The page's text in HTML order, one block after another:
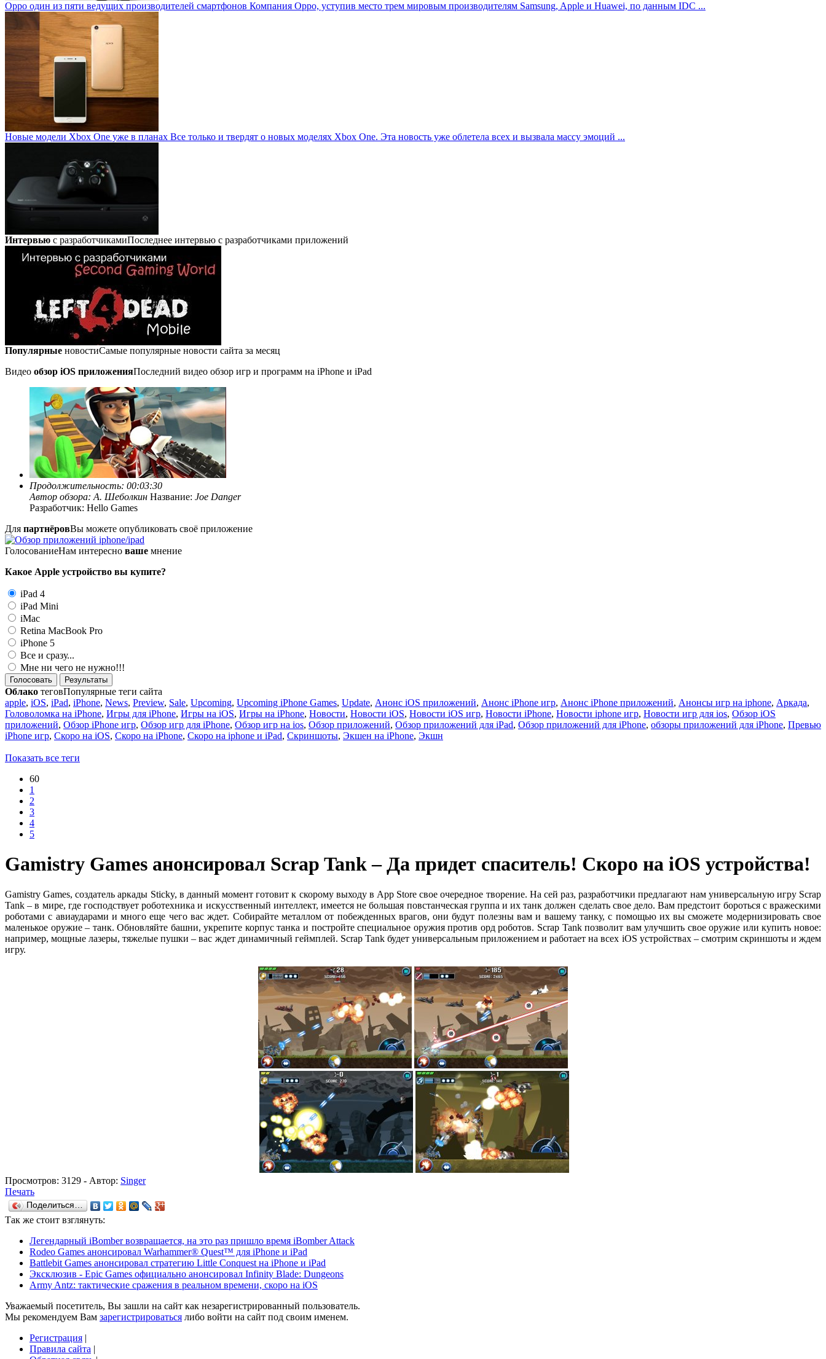
Oppo один из пяти ведущих производителей смартфонов Компания Oppo, уступив место трем мировым производителям Samsung, Apple и Huawei, по данным IDC ...
Новые модели Xbox One уже в планах Все только и твердят о новых моделях Xbox One. Эта новость уже облетела всех и вызвала массу эмоций ...
Интервью с разработчикамиПоследнее интервью с разработчиками приложений
Популярные новостиСамые популярные новости сайта за месяц
Видео обзор iOS приложенияПоследний видео обзор игр и программ на iPhone и iPad
Продолжительность: 00:03:30
Автор обзора: А. Шеболкин Название: Joe Danger
Разработчик: Hello Games
Для партнёровВы можете опубликовать своё приложение
ГолосованиеНам интересно ваше мнение
Какое Apple устройство вы купите?
iPad 4
iPad Mini
iMac
Retina MacBook Pro
iPhone 5
Все и сразу...
Мне ни чего не нужно!!!
Голосовать Результаты
Облако теговПопулярные теги сайта
apple, iOS, iPad, iPhone, News, Preview, Sale, Upcoming, Upcoming iPhone Games, Update, Анонс iOS приложений, Анонс iPhone игр, Анонс iPhone приложений, Анонсы игр на iphone, Аркада,
Головоломка на iPhone, Игры для iPhone, Игры на iOS, Игры на iPhone, Новости, Новости iOS, Новости iOS игр, Новости iPhone, Новости iphone игр, Новости игр для ios, Обзор iOS
приложений, Обзор iPhone игр, Обзор игр для iPhone, Обзор игр на ios, Обзор приложений, Обзор приложений для iPad, Обзор приложений для iPhone, обзоры приложений для iPhone, Превью
iPhone игр, Скоро на iOS, Скоро на iPhone, Скоро на iphone и iPad, Скриншоты, Экшен на iPhone, Экшн
Показать все теги
60
1
2
3
4
5
Gamistry Games анонсировал Scrap Tank – Да придет спаситель! Скоро на iOS устройства!
Gamistry Games, создатель аркады Sticky, в данный момент готовит к скорому выходу в App Store свое очередное творение. На сей раз, разработчики предлагают нам универсальную игру Scrap
Tank – в мире, где господствует роботехника и искусственный интеллект, имеется не большая повстанческая группа и их танк должен сделать свое дело. Вам предстоит бороться с вражескими
роботами с авиаударами и много еще чего вас ждет. Собирайте металлом от побежденных врагов, они будут полезны вам и вашему танку, с помощью их вы сможете модернизировать свое
маленькое оружие – танк. Обновляйте башни, укрепите корпус танка и постройте специальное оружия против орд роботов. Scrap Tank позволит вам улучшить свое оружие или купить новое:
например, мощные лазеры, тяжелые пушки – вас ждет динамичный геймплей. Scrap Tank будет универсальным приложением и работает на всех iOS устройствах – смотрим скриншоты и ждем
игру.
Просмотров: 3129 - Автор: Singer
Печать
Поделиться…
Так же стоит взглянуть:
Легендарный iBomber возвращается, на это раз пришло время iBomber Attack
Rodeo Games анонсировал Warhammer® Quest™ для iPhone и iPad
Battlebit Games анонсировал стратегию Little Conquest на iPhone и iPad
Эксклюзив - Epic Games официально анонсировал Infinity Blade: Dungeons
Army Antz: тактические сражения в реальном времени, скоро на iOS
Уважаемый посетитель, Вы зашли на сайт как незарегистрированный пользователь.
Мы рекомендуем Вам зарегистрироваться либо войти на сайт под своим именем.
Регистрация |
Правила сайта |